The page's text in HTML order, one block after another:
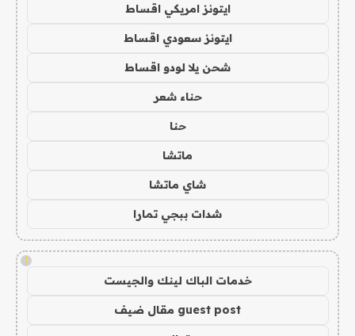
ايتونز امريكي اقساط
ايتونز سعودي اقساط
شحن يلا لودو اقساط
حناء شعر
حنا
ماتشا
شاي ماتشا
شدات ببجي تمارا
!
خدمات الباك لينك والجيست
guest post مقال ضيف